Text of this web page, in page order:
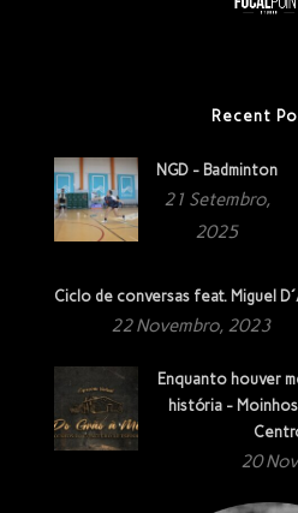
Recent
NGD - Badminton
21 Setembro,
2025
Ciclo de conversas feat. Miguel
22 Novembro, 2023
Enquanto houver
história -
20